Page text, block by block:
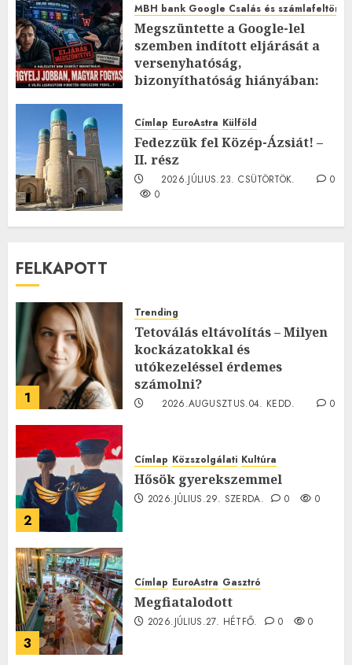
MBH bank Google Csalás és
Megszüntette a Google-lel
szemben indított eljárását a
versenyhatóság,
bizonyíthatóság hiányában:
2026.JÚLIUS.23. CSÜTÖRTÖK.
0
Címlap EuroAstra Külföld
Fedezzük fel Közép-Ázsiát! –
II. rész
2026.JÚLIUS.23. CSÜTÖRTÖK.
0
0
FELKAPOTT
1
Trending
Tetoválás eltávolítás – Milyen
kockázatokkal és
utókezeléssel érdemes
számolni?
2026.AUGUSZTUS.04. KEDD.
0
2
Címlap Közszolgálati Kultúra
Hősök gyerekszemmel
2026.JÚLIUS.29. SZERDA. 0 0
3
Címlap EuroAstra Gasztró
Megfiatalodott
2026.JÚLIUS.27. HÉTFŐ. 0 0